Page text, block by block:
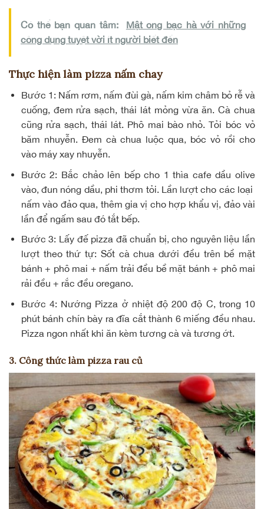
Có thể bạn quan tâm:
Mật ong bạc hà với những
công dụng tuyệt vời ít người biết đến
Thực hiện làm pizza nấm chay
Bước 1: Nấm rơm, nấm đùi gà, nấm kim châm bỏ rễ và
cuống, đem rửa sạch, thái lát mỏng vừa ăn. Cà chua
cũng rửa sạch, thái lát. Phô mai bào nhỏ. Tỏi bóc vỏ
băm nhuyễn. Đem cà chua luộc qua, bóc vỏ rồi cho
vào máy xay nhuyễn.
Bước 2: Bắc chảo lên bếp cho 1 thìa cafe dầu olive
vào, đun nóng dầu, phi thơm tỏi. Lần lượt cho các loại
nấm vào đảo qua, thêm gia vị cho hợp khẩu vị, đảo vài
lần để ngấm sau đó tắt bếp.
Bước 3: Lấy đế pizza đã chuẩn bị, cho nguyên liệu lần
lượt theo thứ tự: Sốt cà chua dưới đều trên bề mặt
bánh + phô mai + nấm trải đều bề mặt bánh + phô mai
rải đều + rắc đều oregano.
Bước 4: Nướng Pizza ở nhiệt độ 200 độ C, trong 10
phút bánh chín bày ra đĩa cắt thành 6 miếng đều nhau.
Pizza ngon nhất khi ăn kèm tương cà và tương ớt.
3. Công thức làm pizza rau củ